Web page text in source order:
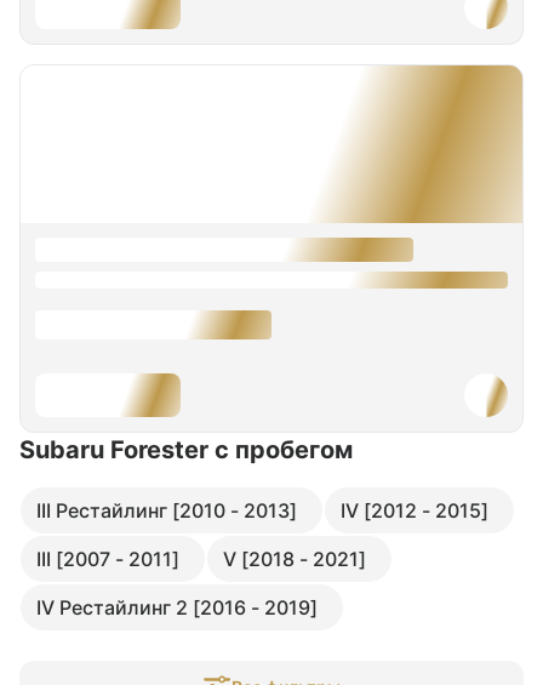
Subaru Forester с пробегом
III Рестайлинг [2010 - 2013]
IV [2012 - 2015]
III [2007 - 2011]
V [2018 - 2021]
IV Рестайлинг 2 [2016 - 2019]